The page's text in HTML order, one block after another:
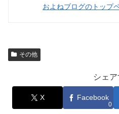
およねブログのトップ
その他
シェア
X Facebook
0